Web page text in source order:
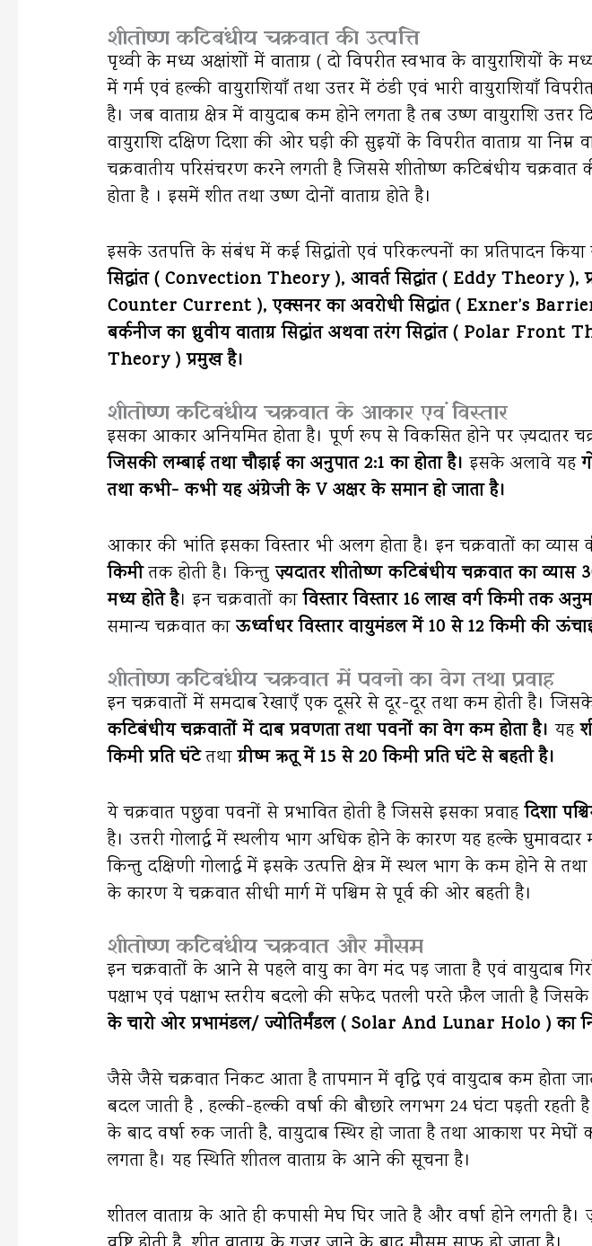
शीतोष्ण कटिबंधीय चक्रवात की उत्पत्ति
पृथ्वी के मध्य अक्षांशों में वाताग्र ( दो विपरीत स्वभाव के वायुराशियों के
में गर्म एवं हल्की वायुराशियाँ तथा उत्तर में ठंडी एवं भारी वायुराशियाँ
है। जब वाताग्र क्षेत्र में वायुदाब कम होने लगता है तब उष्ण वायुराशि
वायुराशि दक्षिण दिशा की ओर घड़ी की सुइयों के विपरीत वाताग्र या निम्न
चक्रवातीय परिसंचरण करने लगती है जिससे शीतोष्ण कटिबंधीय चक्रवात
होता है । इसमें शीत तथा उष्ण दोनों वाताग्र होते है।
इसके उतपत्ति के संबंध में कई सिद्धांतो एवं परिकल्पनों का प्रतिपादन
सिद्धांत ( Convection Theory ), आवर्त सिद्धांत ( Eddy Theory ),
Counter Current ), एक्सनर का अवरोधी सिद्धांत ( Exner’s
बर्कनीज का ध्रुवीय वाताग्र सिद्धांत अथवा तरंग सिद्धांत ( Polar
Theory ) प्रमुख है।
शीतोष्ण कटिबंधीय चक्रवात के आकार एवं विस्तार
इसका आकार अनियमित होता है। पूर्ण रूप से विकसित होने पर ज़्यदातर
जिसकी लम्बाई तथा चौड़ाई का अनुपात 2:1 का होता है। इसके अलावे यह
तथा कभी- कभी यह अंग्रेजी के V अक्षर के समान हो जाता है।
आकार की भांति इसका विस्तार भी अलग होता है। इन चक्रवातों का व्यास
किमीतक होती है। किन्तुज़्यदातर शीतोष्ण कटिबंधीय चक्रवात का
मध्य होते है। इन चक्रवातों काविस्तार विस्तार 16 लाख वर्ग किमी तक
समान्य चक्रवात काऊर्ध्वाधर विस्तार वायुमंडल में 10 से 12 किमी की
शीतोष्ण कटिबंधीय चक्रवात में पवनो का वेग तथा प्रवाह
इन चक्रवातों में समदाब रेखाएँ एक दूसरे से दूर-दूर तथा कम होती है।
कटिबंधीय चक्रवातों में दाब प्रवणता तथा पवनों का वेग कम होता है। यह
किमी प्रति घंटेतथाग्रीष्म ऋतू में 15 से 20 किमी प्रति घंटे से बहती है।
ये चक्रवात पछुवा पवनों से प्रभावित होती है जिससे इसका प्रवाहदिशा
है। उत्तरी गोलार्द्ध में स्थलीय भाग अधिक होने के कारण यह हल्के घुमावदार
किन्तु दक्षिणी गोलार्द्ध में इसके उत्पत्ति क्षेत्र में स्थल भाग के कम होने से
के कारण ये चक्रवात सीधी मार्ग में पश्चिम से पूर्व की ओर बहती है।
शीतोष्ण कटिबंधीय चक्रवात और मौसम
इन चक्रवातों के आने से पहले वायु का वेग मंद पड़ जाता है एवं वायुदाब
पक्षाभ एवं पक्षाभ स्तरीय बदलो की सफेद पतली परते फ़ैल जाती है
के चारो ओर प्रभामंडल/ ज्योतिर्मंडल ( Solar And Lunar Holo ) का
जैसे जैसे चक्रवात निकट आता है तापमान में वृद्धि एवं वायुदाब कम होता
बदल जाती है , हल्की-हल्की वर्षा की बौछारे लगभग 24 घंटा पड़ती रहती
के बाद वर्षा रुक जाती है, वायुदाब स्थिर हो जाता है तथा आकाश पर
लगता है। यह स्थिति शीतल वाताग्र के आने की सूचना है।
शीतल वाताग्र के आते ही कपासी मेघ घिर जाते है और वर्षा होने लगती है।